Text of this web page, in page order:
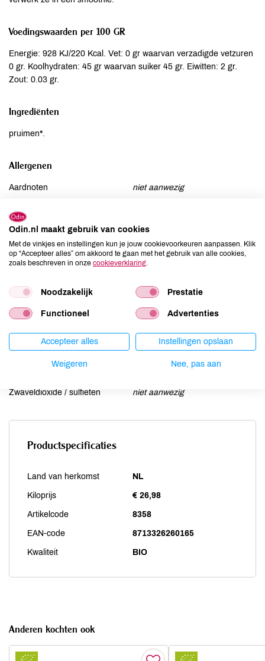
Voedingswaarden per 100 GR
Energie: 928 KJ/220 Kcal. Vet: 0 gr waarvan verzadigde vetzuren
0 gr. Koolhydraten: 45 gr waarvan suiker 45 gr. Eiwitten: 2 gr.
Zout: 0.03 gr.
Ingrediënten
pruimen*.
Allergenen
Aardnoten
niet aanwezig
Gluten
Lupine
niet aanwezig
Mosterd
niet aanwezig
Schaaldieren
niet aanwezig
Selderij
niet aanwezig
kan bevatten
niet aanwezig
Zwaveldioxide / sulfieten
niet aanwezig
Productspecificaties
Land van herkomst NL
Kiloprijs € 26,98
Artikelcode 8358
EAN-code 8713326260165
Kwaliteit BIO
Anderen kochten ook
Odin.nl maakt gebruik van cookies
Met de vinkjes en instellingen kun je jouw cookievoorkeuren aanpassen. Klik
op “Accepteer alles” om akkoord te gaan met het gebruik van alle cookies,
zoals beschreven in onze cookieverklaring.
Noodzakelijk Prestatie
Functioneel Advertenties
Accepteer alles Instellingen opslaan
Weigeren Nee, pas aan